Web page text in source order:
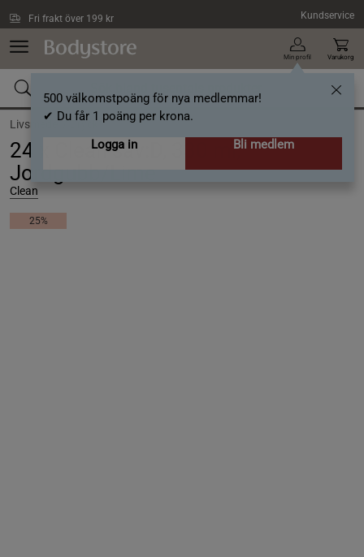
Fri frakt över 199 kr Kundservice
Min profil
500 välkomstpoäng för nya medlemmar!
✔ Du får 1 poäng per krona.
Logga in
Bli medlem
Varukorg
Livsmedel /Dryck
24 x Clean sav:D, 330 ml,
Jordgubb/Lime
Clean
25%